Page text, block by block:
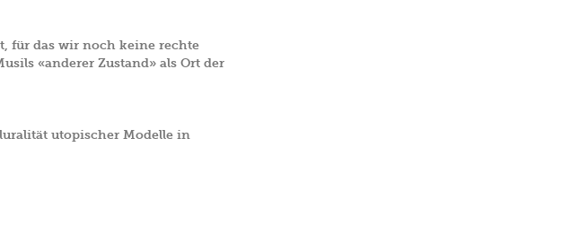
für das wir noch keine rechte
«anderer Zustand» als Ort der
utopischer Modelle in